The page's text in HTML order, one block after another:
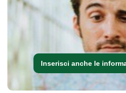
Inserisci anche le